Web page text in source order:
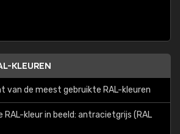
KLEUREN
van de meest gebruikte RAL-kleuren
RAL-kleur in beeld: antracietgrijs (RAL